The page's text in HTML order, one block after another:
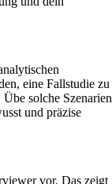
eine Fallstudie zu
solche Szenarien
und präzise
vor. Das zeigt